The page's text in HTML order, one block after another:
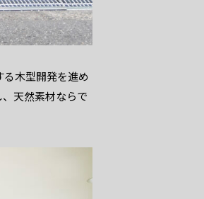
木型開発を進め
天然素材ならで